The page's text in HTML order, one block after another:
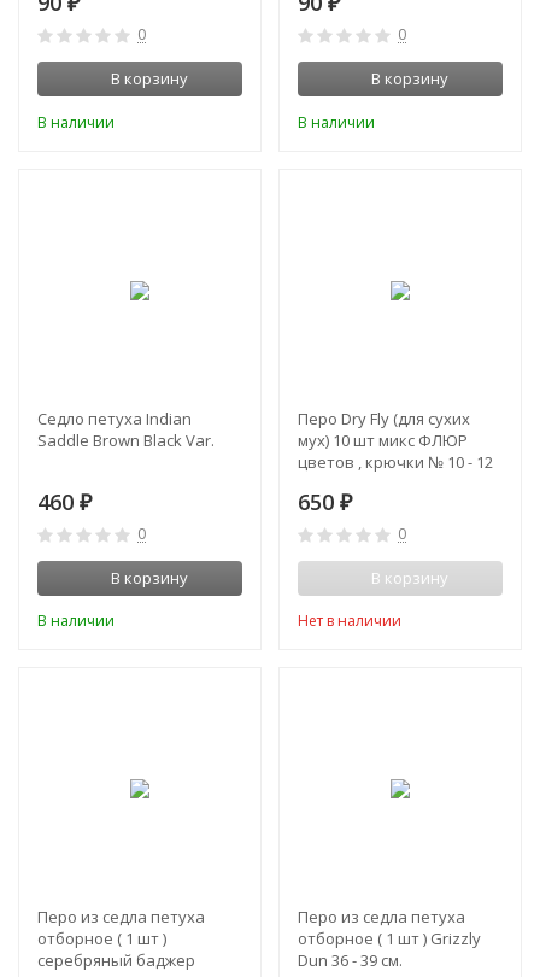
0
В корзину
В наличии
0
В корзину
В наличии
Седло петуха Indian
Saddle Brown Black Var.
460 ₽
0
В корзину
В наличии
Перо Dry Fly (для сухих
мух) 10 шт микс ФЛЮР
цветов , крючки № 10 - 12
650 ₽
0
В корзину
Нет в наличии
Перо из седла петуха
отборное ( 1 шт )
серебряный баджер
Перо из седла петуха
отборное ( 1 шт ) Grizzly
Dun 36 - 39 см.